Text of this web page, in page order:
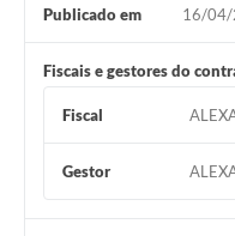
Publicado em 16/04/
Fiscais e gestores do
Fiscal
Gestor